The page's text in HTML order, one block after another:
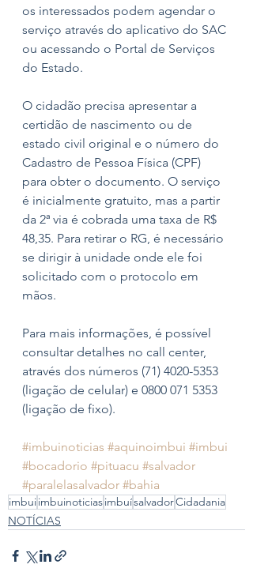
os interessados podem agendar o
serviço através do aplicativo do SAC
ou acessando o Portal de Serviços
do Estado.
O cidadão precisa apresentar a
certidão de nascimento ou de
estado civil original e o número do
Cadastro de Pessoa Física (CPF)
para obter o documento. O serviço
é inicialmente gratuito, mas a partir
da 2ª via é cobrada uma taxa de R$
48,35. Para retirar o RG, é necessário
se dirigir à unidade onde ele foi
solicitado com o protocolo em
mãos.
Para mais informações, é possível
consultar detalhes no call center,
através dos números (71) 4020-5353
(ligação de celular) e 0800 071 5353
(ligação de fixo).
#imbuinoticias #aquinoimbui #imbui
#bocadorio #pituacu #salvador
#paralelasalvador #bahia
imbuiimbuinoticiasimbuísalvadorCidadania
NOTÍCIAS